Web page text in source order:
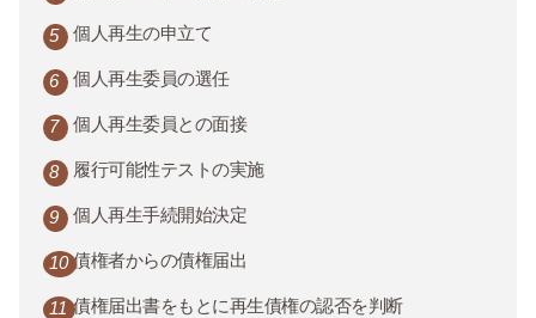
個人再生の申立て
個人再生委員の選任
個人再生委員との面接
履行可能性テストの実施
個人再生手続開始決定
債権者からの債権届出
債権届出書をもとに再生債権の認否を判断